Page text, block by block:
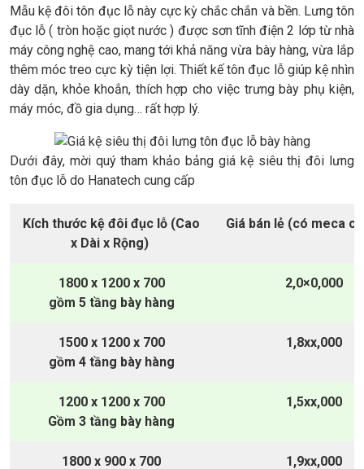
Mẫu kệ đôi tôn đục lỗ này cực kỳ chắc chắn và bền. Lưng tôn
đục lỗ ( tròn hoặc giọt nước ) được sơn tĩnh điện 2 lớp từ nhà
máy công nghệ cao, mang tới khả năng vừa bày hàng, vừa lắp
thêm móc treo cực kỳ tiện lợi. Thiết kế tôn đục lỗ giúp kệ nhìn
dày dặn, khỏe khoắn, thích hợp cho việc trưng bày phụ kiện,
máy móc, đồ gia dụng… rất hợp lý.
Dưới đây, mời quý tham khảo bảng giá kệ siêu thị đôi lưng
tôn đục lỗ do Hanatech cung cấp
Kích thước kệ đôi đục lỗ (Cao
x Dài x Rộng)
Giá bán lẻ (có meca
1800 x 1200 x 700
gồm 5 tầng bày hàng
2,0×0,000
1500 x 1200 x 700
gồm 4 tầng bày hàng
1,8xx,000
1200 x 1200 x 700
Gồm 3 tầng bày hàng
1,5xx,000
1800 x 900 x 700 1,9xx,000